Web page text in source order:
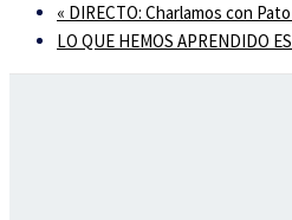
« DIRECTO: Charlamos con
LO QUE HEMOS APRENDIDO